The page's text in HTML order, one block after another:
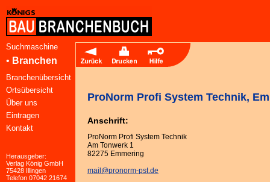
Suchmaschine
• Branchen
Branchenübersicht
Ortsübersicht
Über uns
Eintragen
Kontakt
Herausgeber:
Verlag König GmbH
75428 Illingen
Telefon 07042 21674
ProNorm Profi System Technik,
Anschrift:
ProNorm Profi System Technik
Am Tonwerk 1
82275 Emmering
mail@pronorm-pst.de